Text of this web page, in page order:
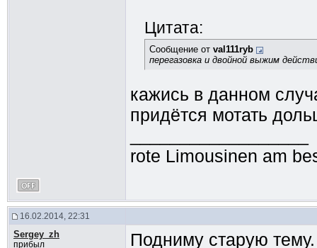
Цитата:
Сообщение от val111ryb
перегазовка и двойной выжим
кажись в данном
придётся мотать
rote Limousinen am
16.02.2014, 22:31
Sergey_zh
прибыл
Подниму старую тему.